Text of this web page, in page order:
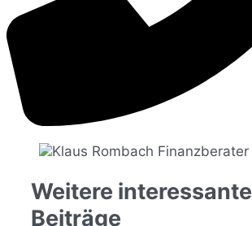
Weitere interessante
Beiträge